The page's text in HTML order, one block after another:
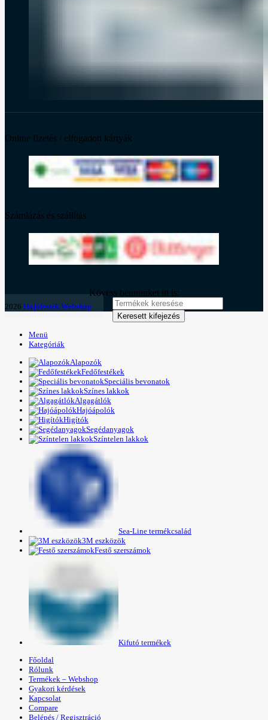
Online fizetés / elfogadott kártyák
Számlázás és szállítás
Kövess bennünket itt is:
2026 Hajófesték Webshop
Keresett kifejezés
Menü
Kategóriák
Alapozók
Fedőfestékek
Speciális bevonatok
Színes lakkok
Algagátlók
Hajóápolók
Higítók
Segédanyagok
Színtelen lakkok
Sea-Line termékcsalád
3M eszközök
Festő szerszámok
Kifutó termékek
Főoldal
Rólunk
Termékek – Webshop
Gyakori kérdések
Kapcsolat
Compare
Belépés / Regisztráció